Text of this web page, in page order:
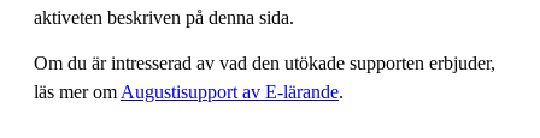
aktiveten beskriven på denna sida.
Om du är intresserad av vad den utökade supporten erbjuder,
läs mer om Augustisupport av E-lärande.